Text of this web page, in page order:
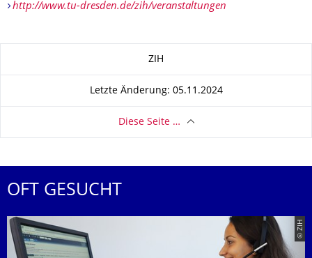
http://www.tu-dresden.de/zih/veranstaltungen
ZIH
Letzte Änderung: 05.11.2024
Diese Seite …
OFT GESUCHT
© ZIH